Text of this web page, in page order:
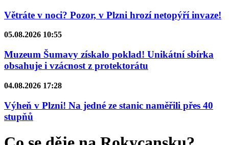
Větráte v noci? Pozor, v Plzni hrozí netopýří invaze!
05.08.2026 10:55
Muzeum Šumavy získalo poklad! Unikátní sbírka
obsahuje i vzácnost z protektorátu
04.08.2026 17:28
Výheň v Plzni! Na jedné ze stanic naměřili přes 40
stupňů